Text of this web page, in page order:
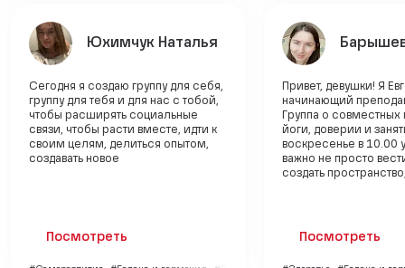
Юхимчук Наталья
Сегодня я создаю группу для себя,
группу для тебя и для нас с тобой,
чтобы расширять социальные
связи, чтобы расти вместе, идти к
своим целям, делиться опытом,
создавать новое
Посмотреть
Привет, девушки! Я
начинающий
Группа о совместных
йоги, доверии и
воскресенье в 10.00
важно не просто
создать
Посмотреть